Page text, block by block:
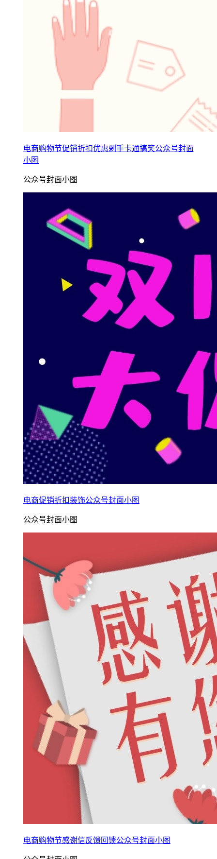
电商购物节促销折扣优惠剁手卡通搞笑公众号封面
小图
公众号封面小图
电商促销折扣装饰公众号封面小图
公众号封面小图
电商购物节感谢信反馈回馈公众号封面小图